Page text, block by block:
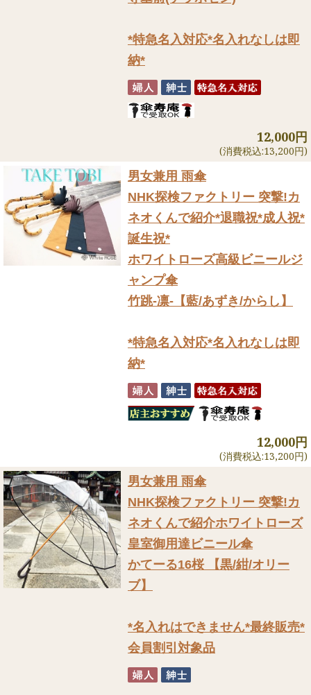
*特急名入対応*名入れなしは即
納*
12,000円
(消費税込:13,200円)
男女兼用 雨傘
NHK探検ファクトリー 突撃!カ
ネオくんで紹介*退職祝*成人祝*
誕生祝*
ホワイトローズ高級ビニールジ
ャンプ傘
竹跳-凛-【藍/あずき/からし】
*特急名入対応*名入れなしは即
納*
12,000円
(消費税込:13,200円)
男女兼用 雨傘
NHK探検ファクトリー 突撃!カ
ネオくんで紹介ホワイトローズ
皇室御用達ビニール傘
かてーる16桜 【黒/紺/オリー
ブ】
*名入れはできません*最終販売*
会員割引対象品